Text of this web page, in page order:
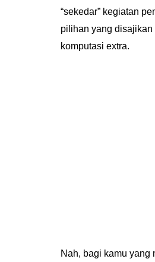
“sekedar” kegiatan
pilihan yang
komputasi extra.
Nah, bagi kamu yang